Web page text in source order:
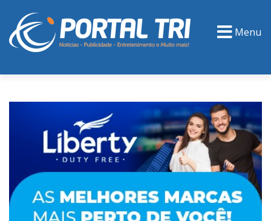
Menu